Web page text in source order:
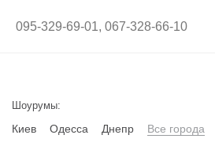
095-329-69-01, 067-328-66-10
Шоурумы:
Киев Одесса Днепр Все города